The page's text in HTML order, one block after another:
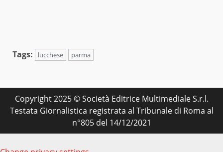
Tags: lucchese parma
Copyright 2025 © Società Editrice Multimediale S.r.l.
Testata Giornalistica registrata al Tribunale di Roma al
n°805 del 14/12/2021